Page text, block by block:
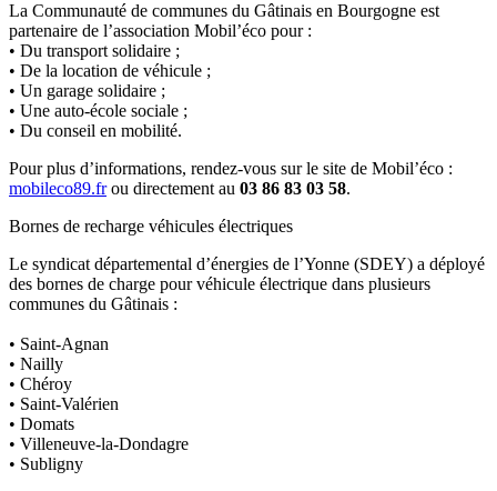
La Communauté de communes du Gâtinais en Bourgogne est
partenaire de l’association Mobil’éco pour :
• Du transport solidaire ;
• De la location de véhicule ;
• Un garage solidaire ;
• Une auto-école sociale ;
• Du conseil en mobilité.
Pour plus d’informations, rendez-vous sur le site de Mobil’éco :
mobileco89.frou directement au 03 86 83 03 58.
Bornes de recharge véhicules électriques
Le syndicat départemental d’énergies de l’Yonne (SDEY) a déployé
des bornes de charge pour véhicule électrique dans plusieurs
communes du Gâtinais :
• Saint-Agnan
• Nailly
• Chéroy
• Saint-Valérien
• Domats
• Villeneuve-la-Dondagre
• Subligny